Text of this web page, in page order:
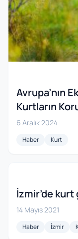
Avrupa’nın
Kurtların
6 Aralık 2024
Haber Kurt
İzmir’de
14 Mayıs 2021
Haber İzmir